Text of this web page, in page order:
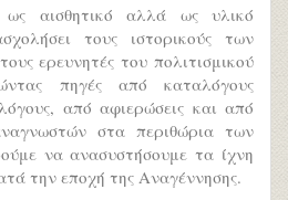
αισθητικό αλλά ως υλικό
τους ιστορικούς των
ερευνητές του πολιτισμικού
πηγές από καταλόγους
από αφιερώσεις και από
στα περιθώρια των
να ανασυστήσουμε τα ίχνη
την εποχή της Αναγέννησης.